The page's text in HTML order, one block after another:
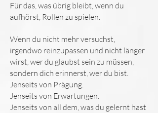
Für das, was übrig bleibt, wenn du
aufhörst, Rollen zu spielen.
Wenn du nicht mehr versuchst,
irgendwo reinzupassen und nicht länger
wirst, wer du glaubst sein zu müssen,
sondern dich erinnerst, wer du bist.
Jenseits von Prägung.
Jenseits von Erwartungen.
Jenseits von all dem, was du gelernt hast